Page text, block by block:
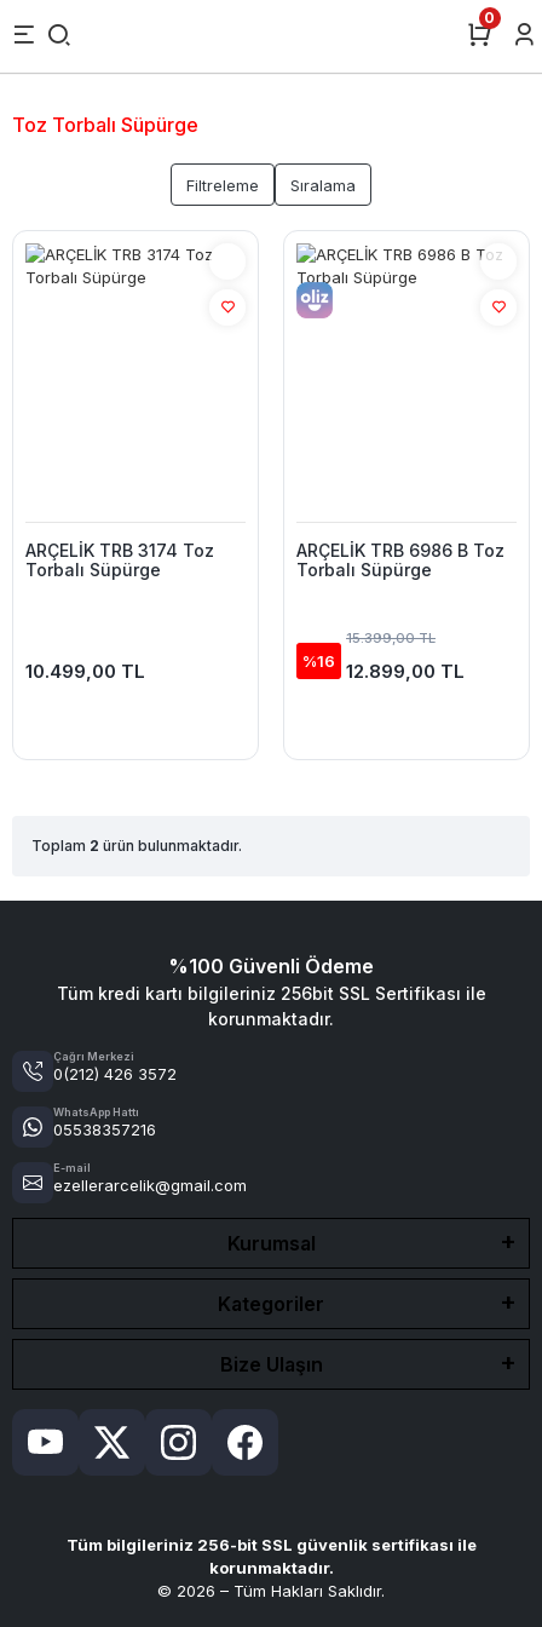
0
Toz Torbalı Süpürge
Filtreleme Sıralama
ARÇELİK TRB 3174 Toz
Torbalı Süpürge
10.499,00 TL
ARÇELİK TRB 6986 B Toz
Torbalı Süpürge
%16
15.399,00 TL
12.899,00 TL
Toplam 2 ürün bulunmaktadır.
%100 Güvenli Ödeme
Tüm kredi kartı bilgileriniz 256bit SSL Sertifikası ile
korunmaktadır.
Çağrı Merkezi
0(212) 426 3572
WhatsApp Hattı
05538357216
E-mail
ezellerarcelik@gmail.com
Kurumsal
Kategoriler
Bize Ulaşın
Tüm bilgileriniz 256-bit SSL güvenlik sertifikası ile
korunmaktadır.
© 2026 – Tüm Hakları Saklıdır.